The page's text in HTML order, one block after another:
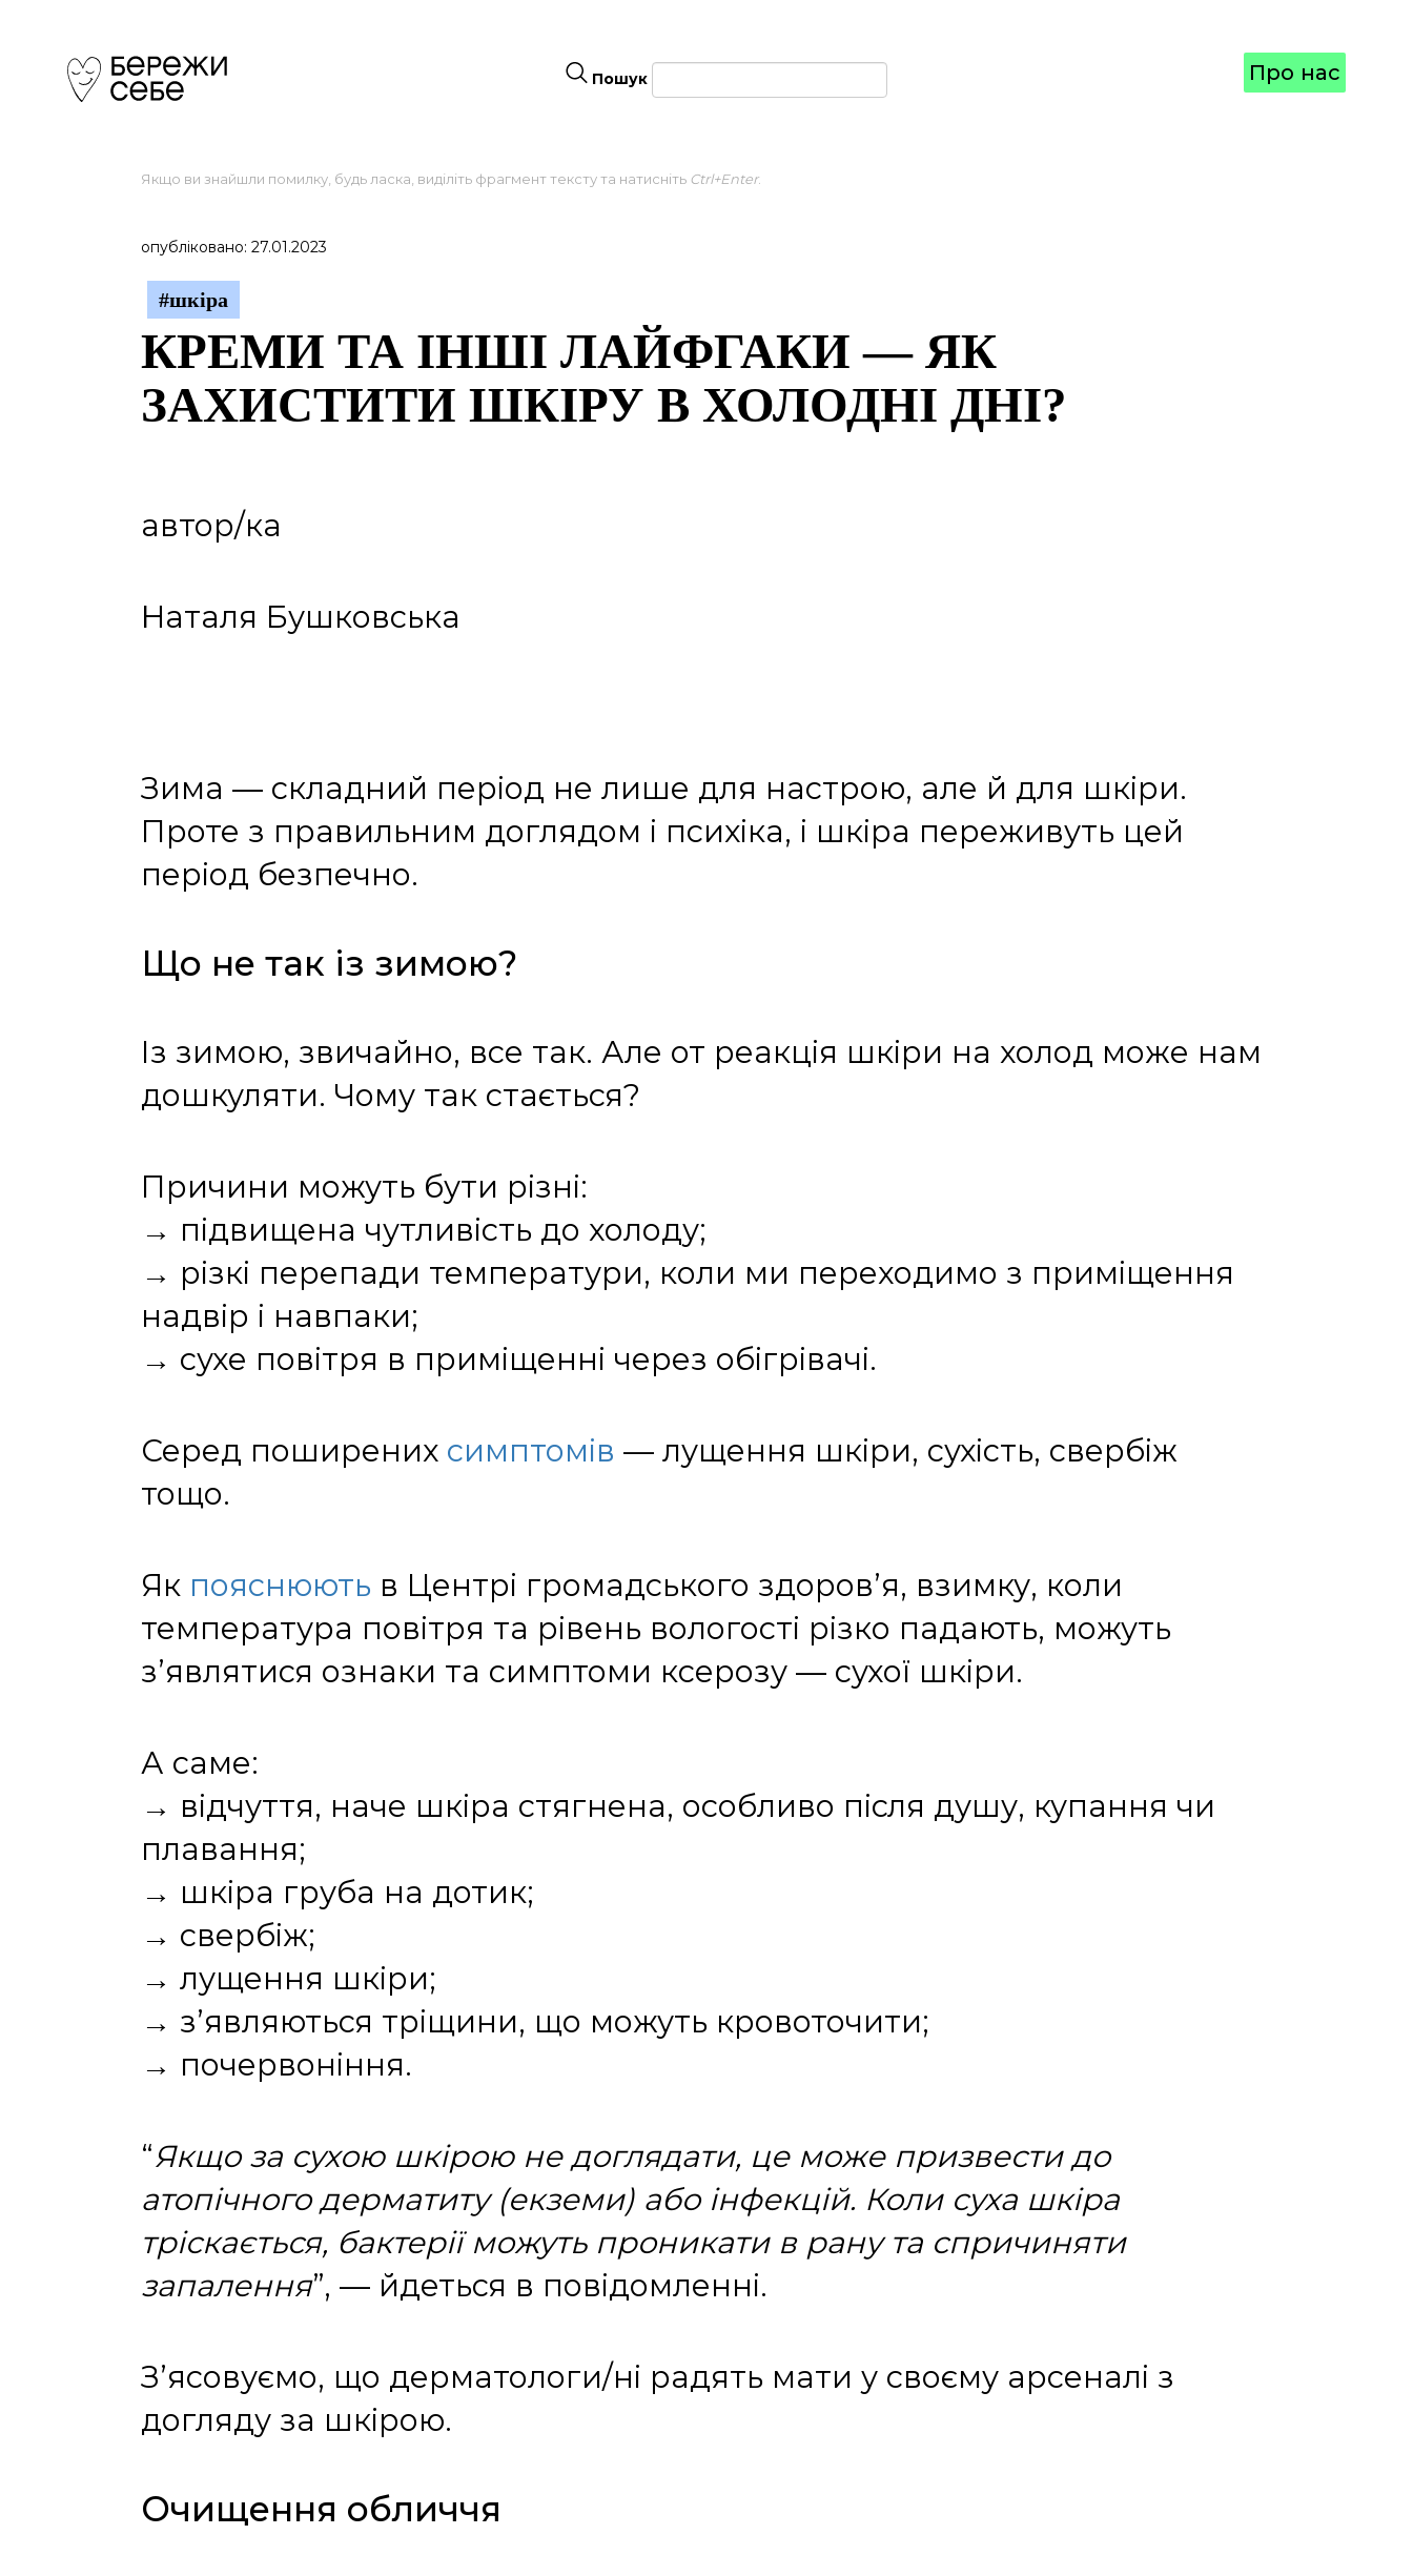
Пошук Про нас
Якщо ви знайшли помилку, будь ласка, виділіть фрагмент тексту та натисніть Ctrl+Enter.
опубліковано: 27.01.2023
#шкіра
КРЕМИ ТА ІНШІ ЛАЙФГАКИ — ЯК
ЗАХИСТИТИ ШКІРУ В ХОЛОДНІ ДНІ?
автор/ка
Наталя Бушковська
Зима — складний період не лише для настрою, але й для шкіри.
Проте з правильним доглядом і психіка, і шкіра переживуть цей
період безпечно.
Що не так із зимою?
Із зимою, звичайно, все так. Але от реакція шкіри на холод може нам
дошкуляти. Чому так стається?
Причини можуть бути різні:
→ підвищена чутливість до холоду;
→ різкі перепади температури, коли ми переходимо з приміщення
надвір і навпаки;
→ сухе повітря в приміщенні через обігрівачі.
Серед поширених симптомів — лущення шкіри, сухість, свербіж
тощо.
Як пояснюють в Центрі громадського здоров’я, взимку, коли
температура повітря та рівень вологості різко падають, можуть
з’являтися ознаки та симптоми ксерозу — сухої шкіри.
А саме:
→ відчуття, наче шкіра стягнена, особливо після душу, купання чи
плавання;
→ шкіра груба на дотик;
→ свербіж;
→ лущення шкіри;
→ з’являються тріщини, що можуть кровоточити;
→ почервоніння.
“Якщо за сухою шкірою не доглядати, це може призвести до
атопічного дерматиту (екземи) або інфекцій. Коли суха шкіра
тріскається, бактерії можуть проникати в рану та спричиняти
запалення”, — йдеться в повідомленні.
З’ясовуємо, що дерматологи/ні радять мати у своєму арсеналі з
догляду за шкірою.
Очищення обличчя